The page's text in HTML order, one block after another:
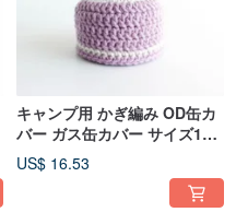
キャンプ用 かぎ編み OD缶カ
バー ガス缶カバー サイズ110
ラベンダー
US$ 16.53